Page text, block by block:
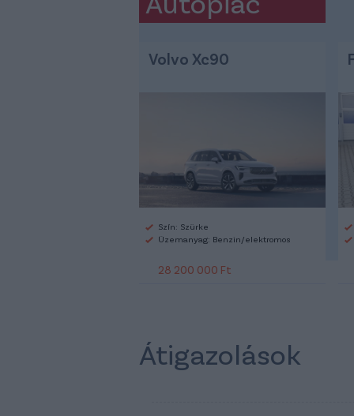
Volvo Xc90
Szín: Szürke
Üzemanyag: Benzin/elektromos
28 200 000 Ft
Átigazolások